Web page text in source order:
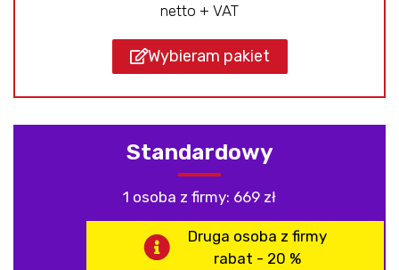
netto + VAT
Wybieram pakiet
Standardowy
1 osoba z firmy: 669 zł
Druga osoba z firmy
rabat - 20 %